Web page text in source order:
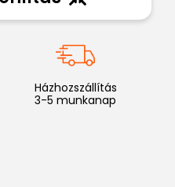
Házhozszállítás
3-5 munkanap